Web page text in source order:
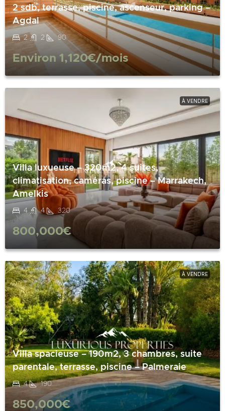
2 sdb, terrasse, piscine, ascenseur, parking –
Agdal
2 2 90
Environ 1,120€/mois
À VENDRE
Villa luxueuse – 320m2, 4 suites,
climatisation, caméras, piscine – Marrakech,
Amelkis
4 4 320
800,000€
À VENDRE
Villa spacieuse – 190m2, 3 chambres, suite
parentale, terrasse, piscine – Palmeraie
4 190
850,000€